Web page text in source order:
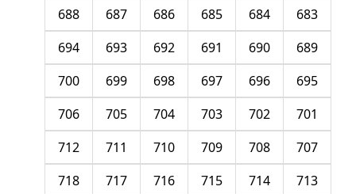
683
684
685
686
687
688
689
690
691
692
693
694
695
696
697
698
699
700
701
702
703
704
705
706
707
708
709
710
711
712
713
714
715
716
717
718